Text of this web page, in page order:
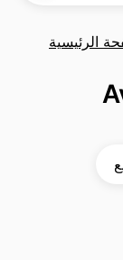
الرئيسية